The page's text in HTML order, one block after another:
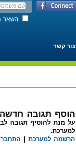
השאר
צור קשר
הוסף תגובה חדשה
על מנת להוסיף תגובה
למערכת.
הרשמה למערכת
התחבר